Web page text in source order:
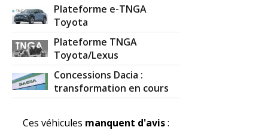
Plateforme e-TNGA
Toyota
Plateforme TNGA
Toyota/Lexus
Concessions Dacia :
transformation en cours
Ces véhicules manquent d'avis: